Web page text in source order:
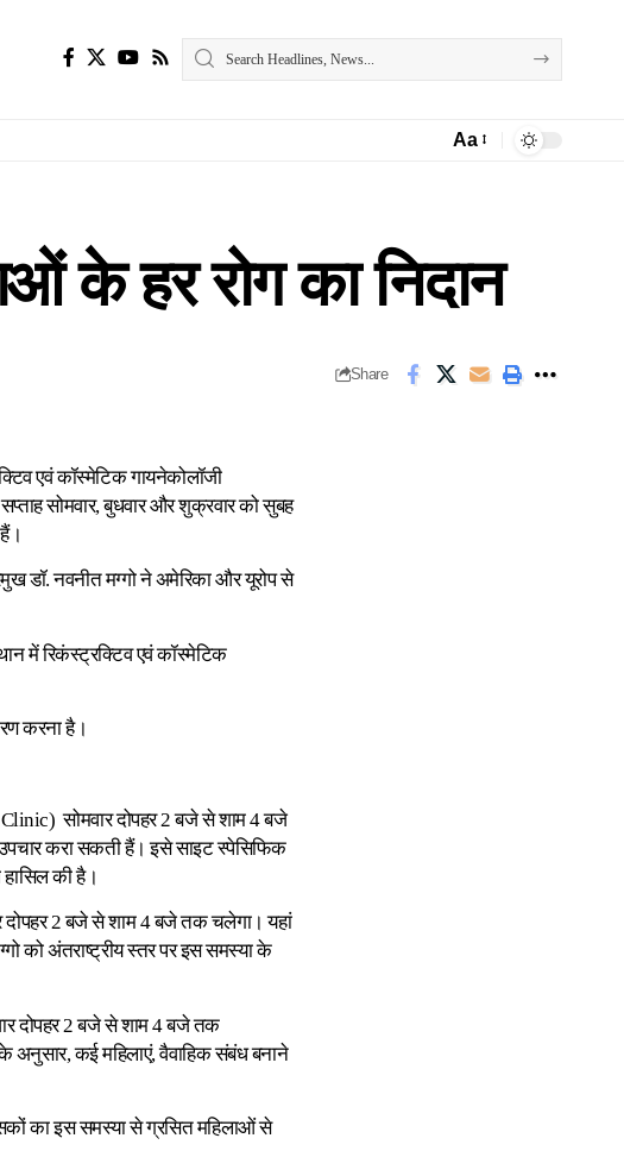
Aa
के हर रोग का निदान
Share
एवं कॉस्मेटिक गायनेकोलॉजी
सोमवार, बुधवार और शुक्रवार को सुबह
डॉ. नवनीत मग्गो ने अमेरिका और यूरोप से
में रिकंस्ट्रक्टिव एवं कॉस्मेटिक
करना है।
सोमवार दोपहर 2 बजे से शाम 4 बजे
करा सकती हैं। इसे साइट स्पेसिफिक
की है।
2 बजे से शाम 4 बजे तक चलेगा। यहां
को अंतराष्ट्रीय स्तर पर इस समस्या के
दोपहर 2 बजे से शाम 4 बजे तक
के अनुसार, कई महिलाएं, वैवाहिक संबंध बनाने
का इस समस्या से ग्रसित महिलाओं से